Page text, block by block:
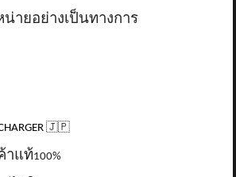
ายอย่างเป็นทางการ
🇯🇵
าแท้100%